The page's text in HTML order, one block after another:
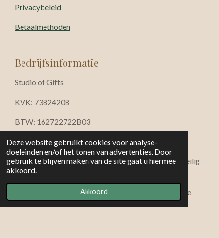
Deze website gebruikt cookies voor analyse-
doeleinden en/of het tonen van advertenties. Door
gebruik te blijven maken van de site gaat u hiermee
akkoord.
Akkoord
Privacybeleid
Betaalmethoden
Bedrijfsinformatie
Studio of Gifts
KVK: 73824208
BTW: 162722722B03
info@studioofgifts.nl
iDEAL · Bancontact · Visa · Mastercard · Klarna · Veilig
© 2026 Studio of Gifts — Rust • sfeer • verfijnde
cadeaucollecties